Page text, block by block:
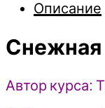
Клонингер
(2024)
Описание
Снежная
Автор курса: